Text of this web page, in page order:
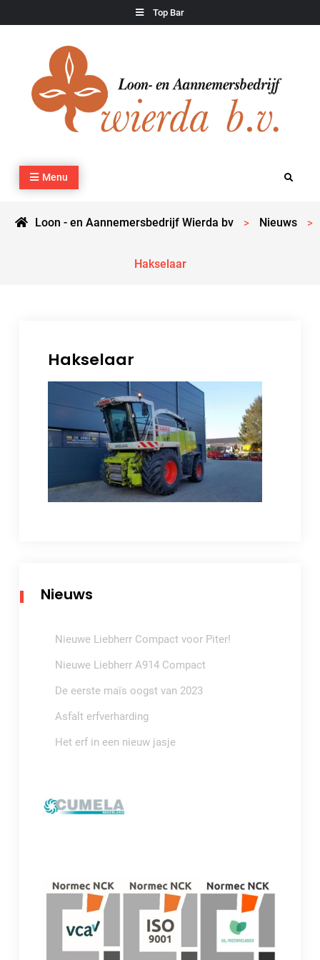
to
Top Bar
Loon – en Aannemersbedrijf Wierda bv
Kraan- en machineverhuur, agrarisch werk, grondverzet,
cultuurtechnisch werk en transport
Menu Search
Loon - en Aannemersbedrijf Wierda bv > Nieuws >
Hakselaar
Hakselaar
Nieuws
Nieuwe Liebherr Compact voor Piter!
Nieuwe Liebherr A914 Compact
De eerste maïs oogst van 2023
Asfalt erfverharding
Het erf in een nieuw jasje